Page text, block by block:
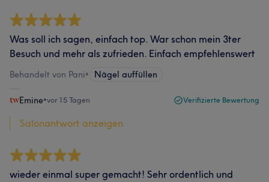
Was soll ich sagen, einfach top. War schon mein 3ter
Besuch und mehr als zufrieden. Einfach empfehlenswert
Behandelt von Pani• Nägel auffüllen
Emine•vor 15 Tagen Verifizierte Bewertung
Salonantwort anzeigen
wieder einmal super gemacht! Sehr ordentlich und